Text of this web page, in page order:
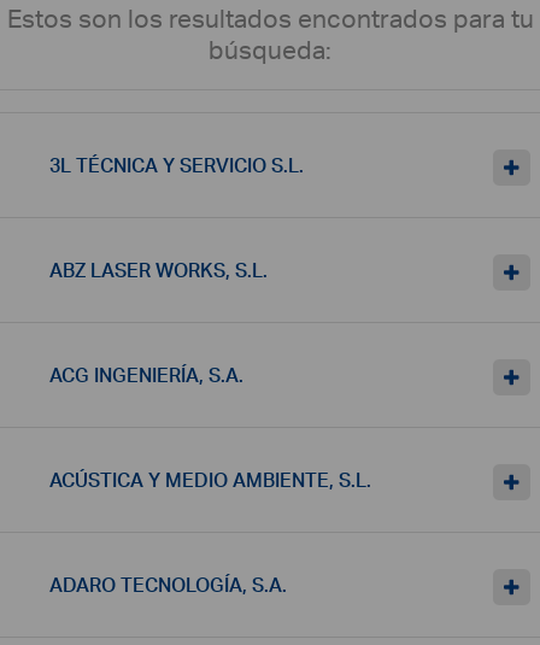
Estos son los resultados encontrados para tu
búsqueda:
3L TÉCNICA Y SERVICIO S.L.
ABZ LASER WORKS, S.L.
ACG INGENIERÍA, S.A.
ACÚSTICA Y MEDIO AMBIENTE, S.L.
ADARO TECNOLOGÍA, S.A.